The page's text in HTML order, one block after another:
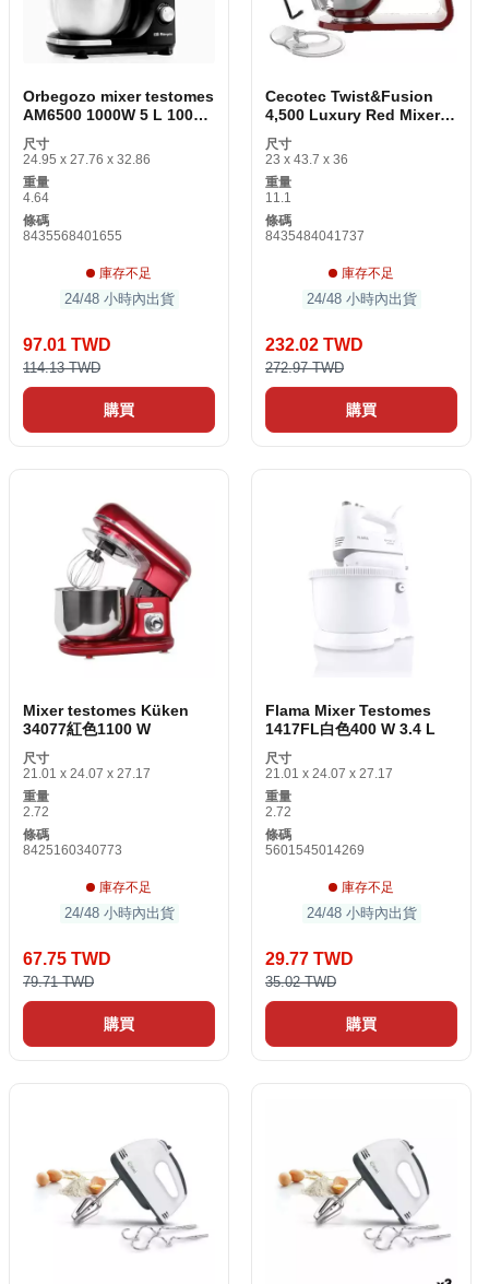
Orbegozo mixer testomes
AM6500 1000W 5 L 1000
尺寸
24.95 x 27.76 x 32.86
重量
4.64
條碼
8435568401655
庫存不足
24/48 小時內出貨
97.01 TWD
114.13 TWD
購買
Cecotec Twist&Fusion
4,500 Luxury Red Mixer
testomes
尺寸
23 x 43.7 x 36
重量
11.1
條碼
8435484041737
庫存不足
24/48 小時內出貨
232.02 TWD
272.97 TWD
購買
Mixer testomes Küken
34077紅色1100 W
尺寸
21.01 x 24.07 x 27.17
重量
2.72
條碼
8425160340773
庫存不足
24/48 小時內出貨
67.75 TWD
79.71 TWD
購買
Flama Mixer Testomes
1417FL白色400 W 3.4 L
尺寸
21.01 x 24.07 x 27.17
重量
2.72
條碼
5601545014269
庫存不足
24/48 小時內出貨
29.77 TWD
35.02 TWD
購買